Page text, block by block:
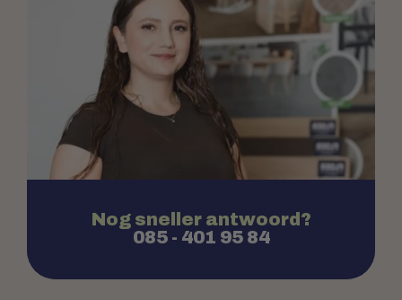
Nog sneller antwoord?
085 - 401 95 84